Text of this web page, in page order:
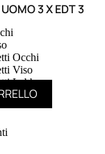
Occhi
Viso
Labbra
UOMO 3 X EDT 3